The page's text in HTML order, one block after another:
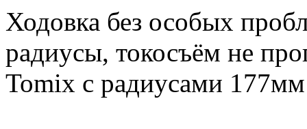
Ходовка без особых
радиусы, токосъём не
Tomix с радиусами